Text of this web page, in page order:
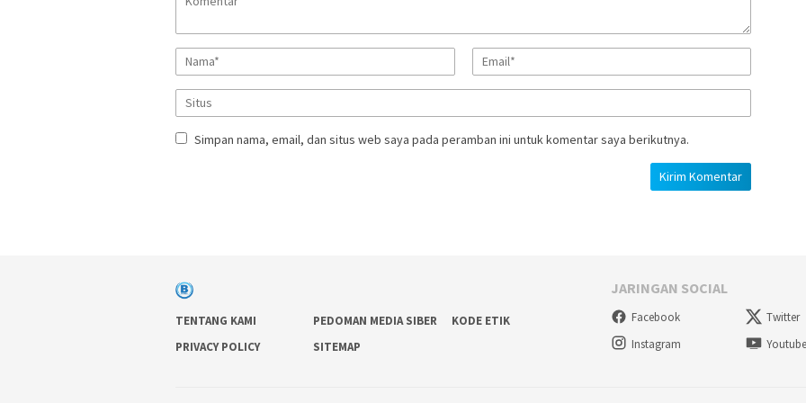
Simpan nama, email, dan situs web saya pada peramban ini untuk komentar saya berikutnya.
TENTANG KAMI PEDOMAN MEDIA SIBER
KODE ETIK
PRIVACY POLICY
SITEMAP
JARINGAN SOCIAL
Facebook Twitter
Instagram
Youtube